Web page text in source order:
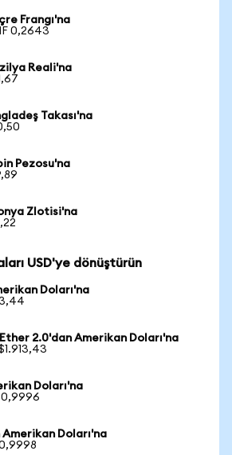
Frangı'na
0,2643
Reali'na
Takası'na
Pezosu'na
Zlotisi'na
USD'ye dönüştürün
Doları'na
2.0'dan Amerikan Doları'na
Doları'na
Doları'na